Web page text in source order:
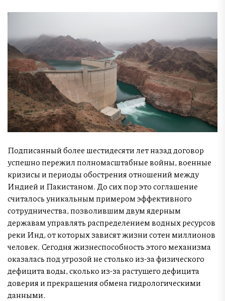
Подписанный более шестидесяти лет назад договор
успешно пережил полномасштабные войны, военные
кризисы и периоды обострения отношений между
Индией и Пакистаном. До сих пор это соглашение
считалось уникальным примером эффективного
сотрудничества, позволившим двум ядерным
державам управлять распределением водных ресурсов
реки Инд, от которых зависят жизни сотен миллионов
человек. Сегодня жизнеспособность этого механизма
оказалась под угрозой не столько из-за физического
дефицита воды, сколько из-за растущего дефицита
доверия и прекращения обмена гидрологическими
данными.